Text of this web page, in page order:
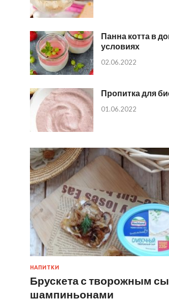
Панна котта в
условиях
02.06.2022
Пропитка для
01.06.2022
НАПИТКИ
Брускета с творожным
шампиньонами